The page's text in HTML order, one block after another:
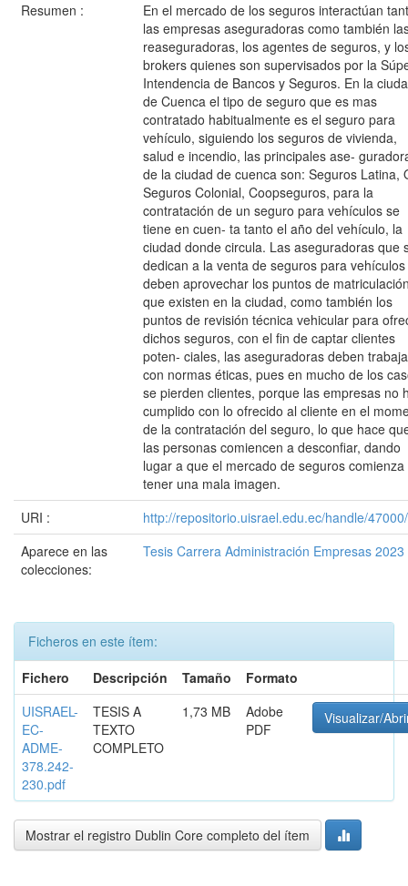
Resumen :
En el mercado de los seguros interactúan
las empresas aseguradoras como también
reaseguradoras, los agentes de seguros, y
brokers quienes son supervisados por la
Intendencia de Bancos y Seguros. En la
de Cuenca el tipo de seguro que es mas
contratado habitualmente es el seguro para
vehículo, siguiendo los seguros de vivienda,
salud e incendio, las principales ase-
de la ciudad de cuenca son: Seguros Latina,
Seguros Colonial, Coopseguros, para la
contratación de un seguro para vehículos se
tiene en cuen- ta tanto el año del vehículo, la
ciudad donde circula. Las aseguradoras que
dedican a la venta de seguros para vehículos
deben aprovechar los puntos de
que existen en la ciudad, como también los
puntos de revisión técnica vehicular para
dichos seguros, con el fin de captar clientes
poten- ciales, las aseguradoras deben
con normas éticas, pues en mucho de los
se pierden clientes, porque las empresas no
cumplido con lo ofrecido al cliente en el
de la contratación del seguro, lo que hace
las personas comiencen a desconfiar, dando
lugar a que el mercado de seguros comienza
tener una mala imagen.
URI :
http://repositorio.uisrael.edu.ec/handle/
Aparece en las
colecciones:
Tesis Carrera Administración Empresas 2023
Ficheros en este ítem:
Fichero
Descripción Tamaño
Formato
UISRAEL-
EC-
ADME-
378.242-
230.pdf
TESIS A
TEXTO
COMPLETO
1,73 MB
Adobe
PDF
Visualizar/
Mostrar el registro Dublin Core completo del ítem